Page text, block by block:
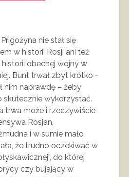
nie stał się
w historii Rosji ani też
historii obecnej wojny w
Bunt trwał zbyt krótko -
nim naprawdę – żeby
skutecznie wykorzystać.
trwa może i rzeczywiście
Rosjan,
i w sumie mało
że trudno oczekiwać w
do której
czy bujający w